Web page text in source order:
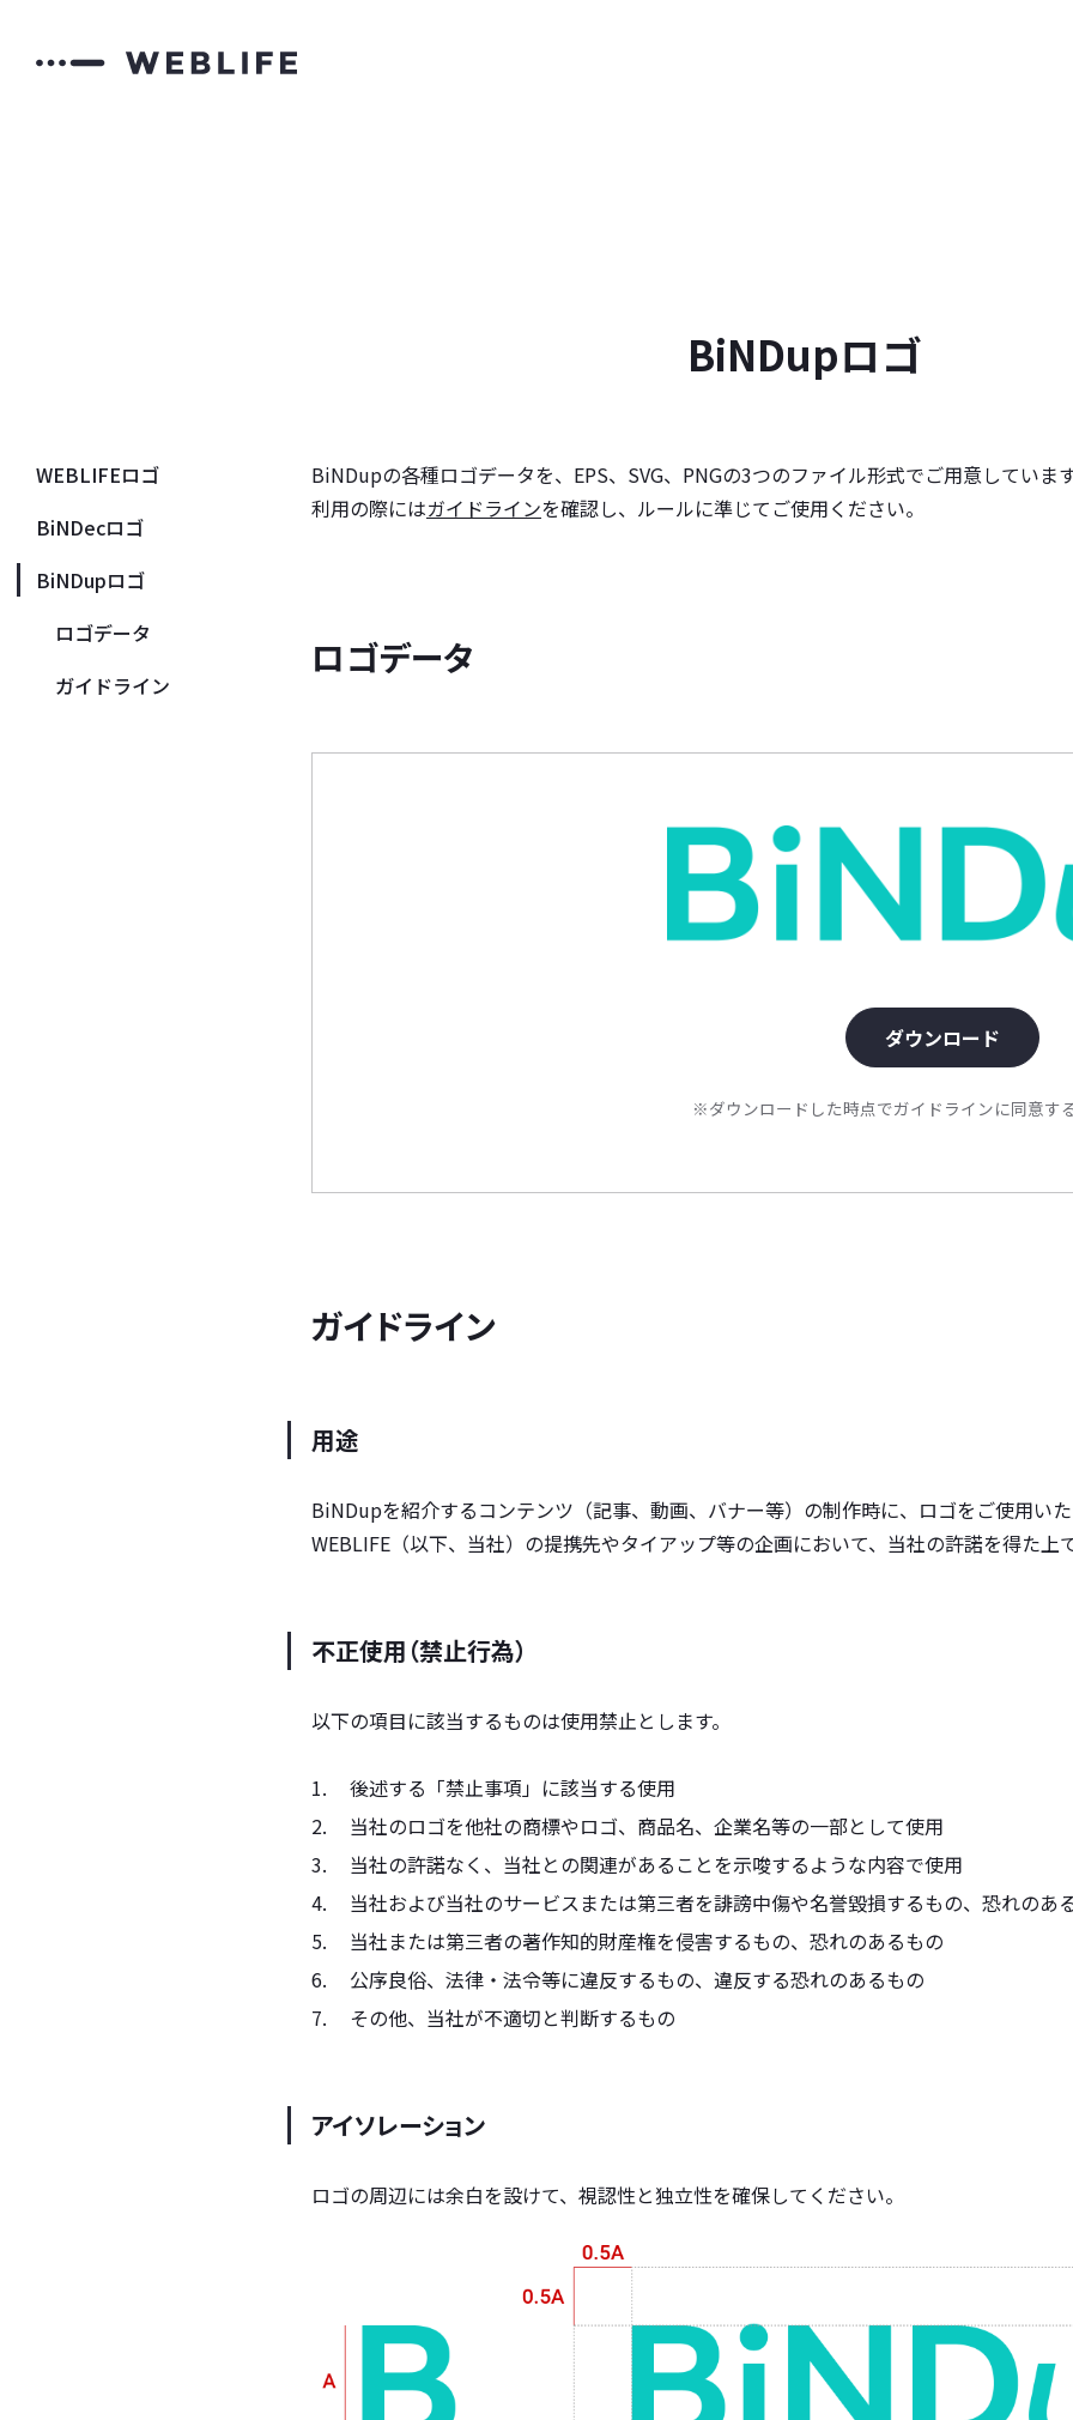
資料ダウンロードBiNDupロゴ
WEBLIFEロゴ
BiNDecロゴ
BiNDupロゴ
ロゴデータ
ガイドライン
BiNDupの各種ロゴデータを、EPS、SVG、PNGの3つのファイル形式でご用意していま
利用の際にはガイドラインを確認し、ルールに準じてご使用ください。
ロゴデータ
ダウンロード
※ダウンロードした時点でガイドラインに同意す
ガイドライン
用途
BiNDupを紹介するコンテンツ（記事、動画、バナー等）の制作時に、ロゴをご使用い
WEBLIFE（以下、当社）の提携先やタイアップ等の企画において、当社の許諾を得た
不正使用（禁止行為）
以下の項目に該当するものは使用禁止とします。
後述する「禁止事項」に該当する使用
当社のロゴを他社の商標やロゴ、商品名、企業名等の一部として使用
当社の許諾なく、当社との関連があることを示唆するような内容で使用
当社および当社のサービスまたは第三者を誹謗中傷や名誉毀損するもの、恐れのあ
当社または第三者の著作知的財産権を侵害するもの、恐れのあるもの
公序良俗、法律・法令等に違反するもの、違反する恐れのあるもの
その他、当社が不適切と判断するもの
アイソレーション
ロゴの周辺には余白を設けて、視認性と独立性を確保してください。